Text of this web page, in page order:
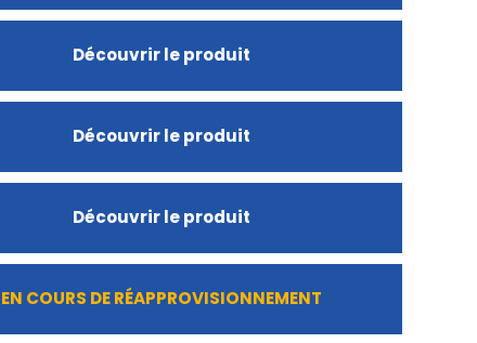
Découvrir le produit
Découvrir le produit
Découvrir le produit
EN COURS DE RÉAPPROVISIONNEMENT